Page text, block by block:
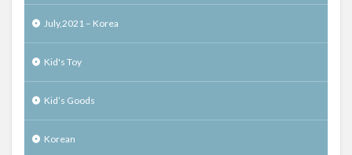
July,2021 – Korea
Kid's Toy
Kid’s Goods
Korean